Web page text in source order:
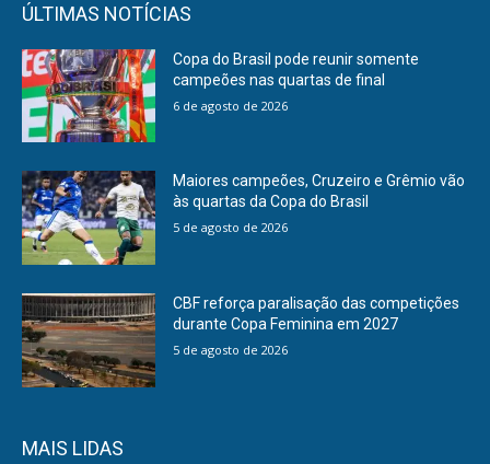
ÚLTIMAS NOTÍCIAS
Copa do Brasil pode reunir somente
campeões nas quartas de final
6 de agosto de 2026
Maiores campeões, Cruzeiro e Grêmio vão
às quartas da Copa do Brasil
5 de agosto de 2026
CBF reforça paralisação das competições
durante Copa Feminina em 2027
5 de agosto de 2026
MAIS LIDAS